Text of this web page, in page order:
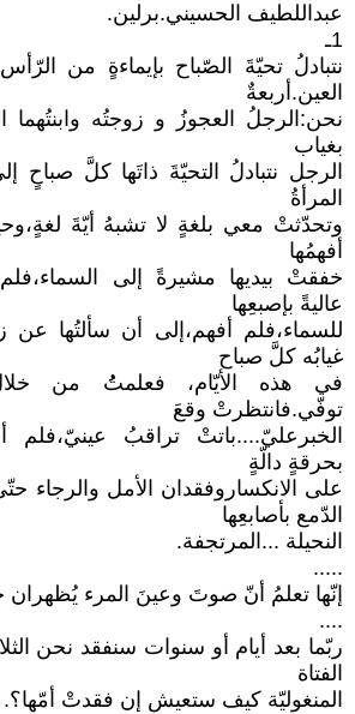
عبداللطيف الحسيني.برلين.
1ـ
نتبادلُ تحيّةَ الصّباح بإيماءةٍ من
العين.أربعةٌ
نحن:الرجلُ العجوزُ و زوجتُه وابنتُهما
بغياب
الرجل نتبادلُ التحيّةَ ذاتَها كلَّ صباحٍ
المرأةُ
وتحدّثتْ معي بلغةٍ لا تشبهُ أيّةَ
أفهمُها
خفقتْ بيديها مشيرةً إلى
عاليةً بإصبعِها
للسماء،فلم أفهم،إلى أن سألتُها عن
غيابُه كلَّ صباح
في هذه الأيّام، فعلمتُُ من خلال
توفّي.فانتظرتْ وقعَ
الخبرعليّ....باتتْ تراقبُ عينيّ،فلم
بحرقةٍ دالّةٍ
على الانكساروفقدان الأمل
الدّمع بأصابعِها
النحيلة ...المرتجفة.
.....
إنّها تعلمُ أنّ صوتَ وعينَ المرء يُظهران
....
ربّما بعد أيام أو سنوات سنفقد نحن
الفتاة
المنغوليّة كيف ستعيش إن فقدتْ أمّها؟.